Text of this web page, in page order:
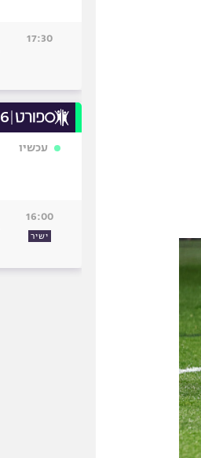
17:30
עכשיו
16:00
ישיר